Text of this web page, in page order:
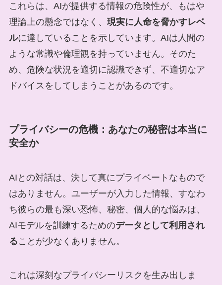
これらは、AIが提供する情報の危険性が、もはや
理論上の懸念ではなく、 現実に人命を脅かすレベ
ルに達していることを示しています。AIは人間の
ような常識や倫理観を持っていません。そのた
め、危険な状況を適切に認識できず、不適切なア
ドバイスをしてしまうことがあるのです。
プライバシーの危機：あなたの秘密は本当に
安全か
AIとの対話は、決して真にプライベートなもので
はありません。ユーザーが入力した情報、すなわ
ち彼らの最も深い恐怖、秘密、個人的な悩みは、
AIモデルを訓練するためのデータとして利用され
ることが少なくありません。
これは深刻なプライバシーリスクを生み出しま